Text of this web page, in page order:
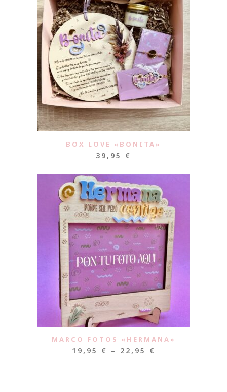
BOX LOVE «BONITA»
39,95 €
MARCO FOTOS «HERMANA»
19,95 € – 22,95 €